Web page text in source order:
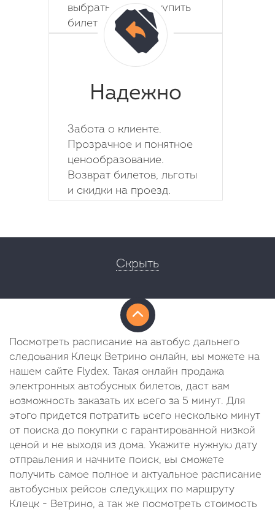
выбрать место и купить
билет на автобус.
Надежно
Забота о клиенте.
Прозрачное и понятное
ценообразование.
Возврат билетов, льготы
и скидки на проезд.
Скрыть
Посмотреть расписание на автобус дальнего
следования Клецк Ветрино онлайн, вы можете на
нашем сайте Flydex. Такая онлайн продажа
электронных автобусных билетов, даст вам
возможность заказать их всего за 5 минут. Для
этого придется потратить всего несколько минут
от поиска до покупки с гарантированной низкой
ценой и не выходя из дома. Укажите нужную дату
отправления и начните поиск, вы сможете
получить самое полное и актуальное расписание
автобусных рейсов следующих по маршруту
Клецк - Ветрино, а так же посмотреть стоимость